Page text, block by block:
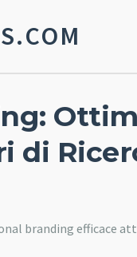
di
branding efficace